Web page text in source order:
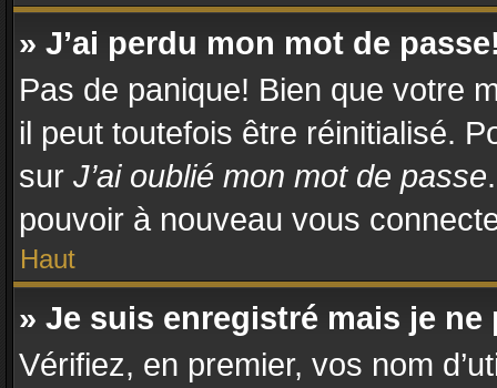
» J’ai perdu mon mot de
Pas de panique! Bien que votre
il peut toutefois être réinitialisé.
sur J’ai oublié mon mot de passe
pouvoir à nouveau vous
Haut
» Je suis enregistré mais je
Vérifiez, en premier, vos nom